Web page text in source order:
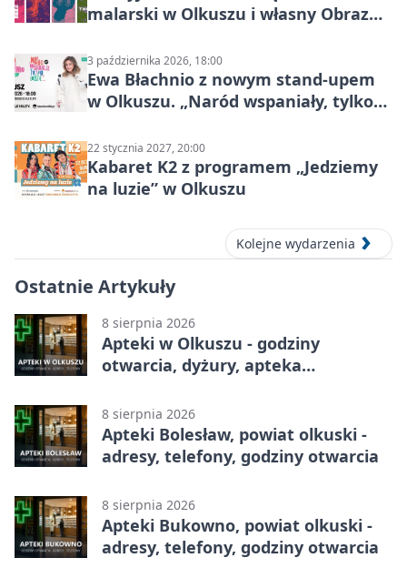
malarski w Olkuszu i własny Obraz
3 października 2026, 18:00
Ewa Błachnio z nowym stand-upem
w Olkuszu. „Naród wspaniały, tylko
22 stycznia 2027, 20:00
Kabaret K2 z programem „Jedziemy
na luzie” w Olkuszu
Kolejne wydarzenia
Ostatnie Artykuły
8 sierpnia 2026
Apteki w Olkuszu - godziny
otwarcia, dyżury, apteka
8 sierpnia 2026
Apteki Bolesław, powiat olkuski -
adresy, telefony, godziny otwarcia
8 sierpnia 2026
Apteki Bukowno, powiat olkuski -
adresy, telefony, godziny otwarcia